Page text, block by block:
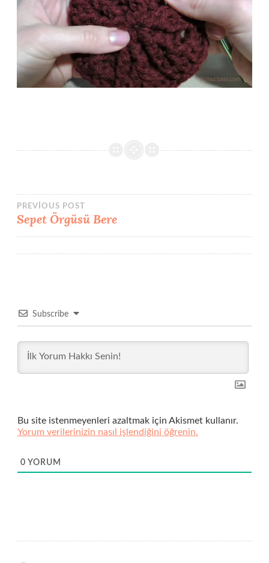
Yazı
PREVIOUS POST
Sepet Örgüsü Bere
Subscribe
Bu site istenmeyenleri azaltmak için Akismet kullanır.
Yorum verilerinizin nasıl işlendiğini öğrenin.
0 YORUM